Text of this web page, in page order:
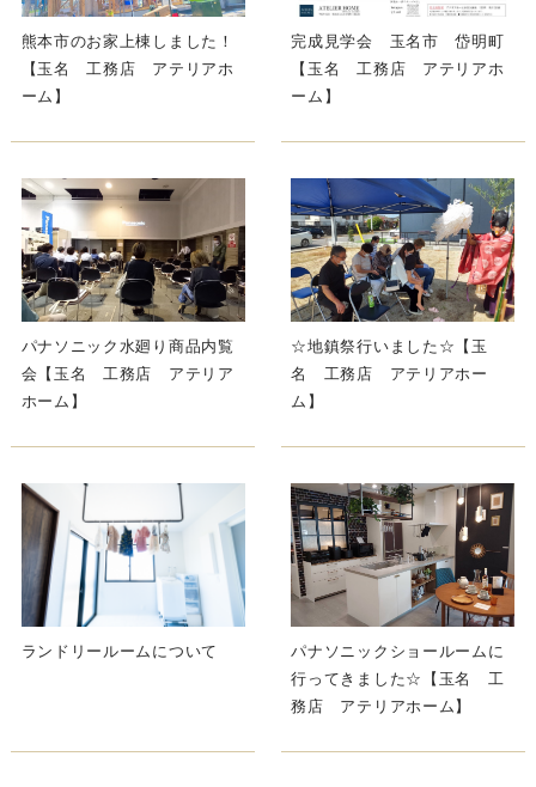
熊本市のお家上棟しました！
【玉名 工務店 アテリアホ
ーム】
完成見学会 玉名市 岱明町
【玉名 工務店 アテリアホ
ーム】
パナソニック水廻り商品内覧
会【玉名 工務店 アテリア
ホーム】
☆地鎮祭行いました☆【玉
名 工務店 アテリアホー
ム】
ランドリールームについて
パナソニックショールームに
行ってきました☆【玉名 工
務店 アテリアホーム】